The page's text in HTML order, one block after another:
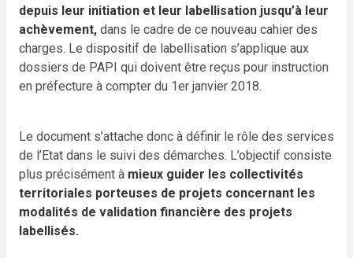
depuis leur initiation et leur labellisation jusqu’à leur
achèvement, dans le cadre de ce nouveau cahier des
charges. Le dispositif de labellisation s’applique aux
dossiers de PAPI qui doivent être reçus pour instruction
en préfecture à compter du 1er janvier 2018.
Le document s’attache donc à définir le rôle des services
de l’Etat dans le suivi des démarches. L’objectif consiste
plus précisément à mieux guider les collectivités
territoriales porteuses de projets concernant les
modalités de validation financière des projets
labellisés.